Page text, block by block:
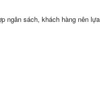
ngân sách, khách hàng nên lựa